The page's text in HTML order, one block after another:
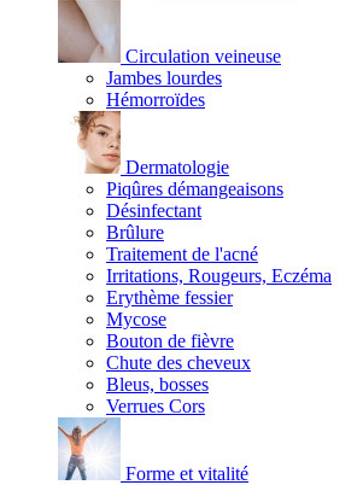
Circulation veineuse
Jambes lourdes
Hémorroïdes
Dermatologie
Piqûres démangeaisons
Désinfectant
Brûlure
Traitement de l'acné
Irritations, Rougeurs, Eczéma
Erythème fessier
Mycose
Bouton de fièvre
Chute des cheveux
Bleus, bosses
Verrues Cors
Forme et vitalité